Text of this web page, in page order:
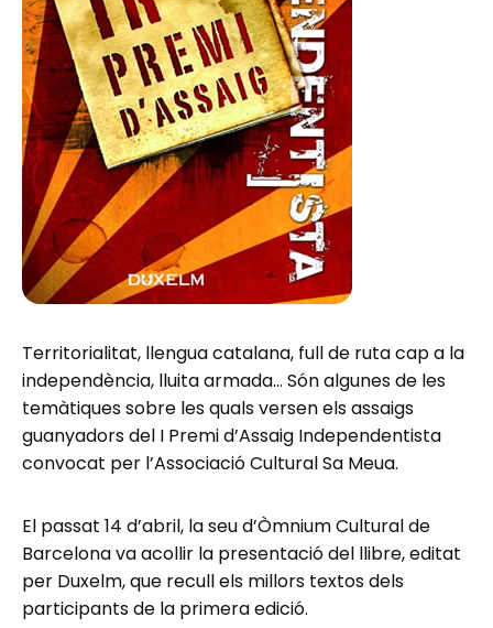
Territorialitat, llengua catalana, full de ruta cap a la
independència, lluita armada… Són algunes de les
temàtiques sobre les quals versen els assaigs
guanyadors del I Premi d’Assaig Independentista
convocat per l’Associació Cultural Sa Meua.
El passat 14 d’abril, la seu d’Òmnium Cultural de
Barcelona va acollir la presentació del llibre, editat
per Duxelm, que recull els millors textos dels
participants de la primera edició.